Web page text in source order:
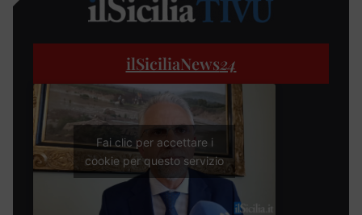
ilSiciliaNews24
Fai clic per accettare i
cookie per questo servizio